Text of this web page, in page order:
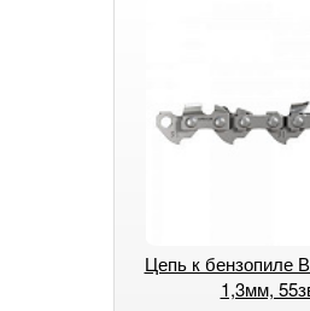
Цепь к бензопиле
1,3мм,